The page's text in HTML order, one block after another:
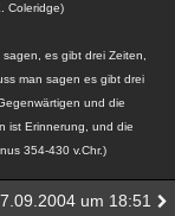
Coleridge)
es gibt drei Zeiten,
man sagen es gibt drei
und die
ist Erinnerung, und die
354-430 v.Chr.)
um 18:51